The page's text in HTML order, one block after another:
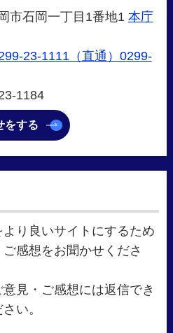
市石岡一丁目1番地1 本庁
23-1111（直通）0299-
1184
をする
り良いサイトにするため
感想をお聞かせくださ
見・ご感想には返信でき
い。